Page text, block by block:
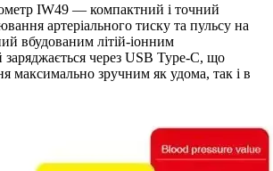
IW49 — компактний і точний
артеріального тиску та пульсу на
вбудованим літій-іонним
через USB Type-C, що
максимально зручним як удома, так і в